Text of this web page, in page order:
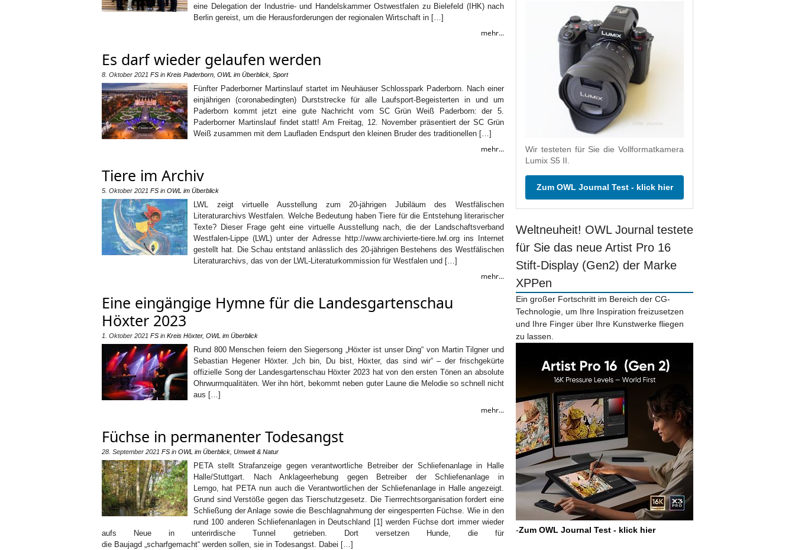
eine Delegation der Industrie‑ und Handelskammer Ostwestfalen zu Bielefeld (IHK) nach
Berlin gereist, um die Herausforderungen der regionalen Wirtschaft in […]
mehr...
Es darf wieder gelaufen werden
8. Oktober 2021 FS in Kreis Paderborn OWL im Überblick Sport
Fünfter Paderborner Martinslauf startet im Neuhäuser Schlosspark Paderborn. Nach einer
einjährigen (coronabedingten) Durststrecke für alle Laufsport-Begeisterten in und um
Paderborn kommt jetzt eine gute Nachricht vom SC Grün Weiß Paderborn: der 5.
Paderborner Martinslauf findet statt! Am Freitag, 12. November präsentiert der SC Grün
Weiß zusammen mit dem Laufladen Endspurt den kleinen Bruder des traditionellen […]
mehr...
Tiere im Archiv
5. Oktober 2021 FS in OWL im Überblick
LWL zeigt virtuelle Ausstellung zum 20-jährigen Jubiläum des Westfälischen
Literaturarchivs Westfalen. Welche Bedeutung haben Tiere für die Entstehung literarischer
Texte? Dieser Frage geht eine virtuelle Ausstellung nach, die der Landschaftsverband
Westfalen-Lippe (LWL) unter der Adresse http://www.archivierte-tiere.lwl.org ins Internet
gestellt hat. Die Schau entstand anlässlich des 20-jährigen Bestehens des Westfälischen
Literaturarchivs, das von der LWL-Literaturkommission für Westfalen und […]
mehr...
Eine eingängige Hymne für die Landesgartenschau
Höxter 2023
1. Oktober 2021 FS in Kreis Höxter, OWL im Überblick
Rund 800 Menschen feiern den Siegersong „Höxter ist unser Ding“ von Martin Tilgner und
Sebastian Hegener Höxter. „Ich bin, Du bist, Höxter, das sind wir“ – der frischgekürte
offizielle Song der Landesgartenschau Höxter 2023 hat von den ersten Tönen an absolute
Ohrwurmqualitäten. Wer ihn hört, bekommt neben guter Laune die Melodie so schnell nicht
aus […]
mehr...
Füchse in permanenter Todesangst
28. September 2021 FS in OWL im Überblick Umwelt & Natur
PETA stellt Strafanzeige gegen verantwortliche Betreiber der Schliefenanlage in Halle
Halle/Stuttgart. Nach Anklageerhebung gegen Betreiber der Schliefenanlage in
Lemgo, hat PETA nun auch die Verantwortlichen der Schliefenanlage in Halle angezeigt.
Grund sind Verstöße gegen das Tierschutzgesetz. Die Tierrrechtsorganisation fordert eine
Schließung der Anlage sowie die Beschlagnahmung der eingesperrten Füchse. Wie in den
rund 100 anderen Schliefenanlagen in Deutschland [1] werden Füchse dort immer wieder
aufs Neue in unterirdische Tunnel getrieben. Dort versetzen Hunde, die für
die Baujagd „scharfgemacht“ werden sollen, sie in Todesangst. Dabei […]
Wir testeten für Sie die Vollformatkamera
Lumix S5 II.
Zum OWL Journal Test - klick hier
Weltneuheit! OWL Journal testete
für Sie das neue Artist Pro 16
Stift-Display (Gen2) der Marke
XPPen
Ein großer Fortschritt im Bereich der CG-
Technologie, um Ihre Inspiration freizusetzen
und Ihre Finger über Ihre Kunstwerke fliegen
zu lassen.
-Zum OWL Journal Test - klick hier